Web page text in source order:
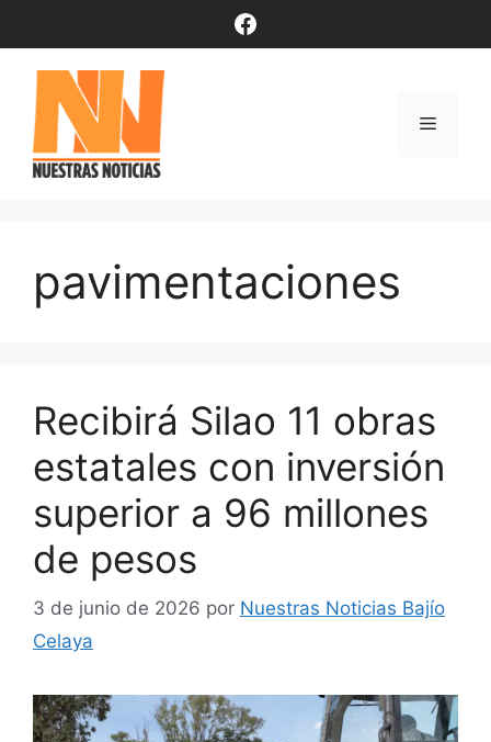
contenido
Facebook
Menú
pavimentaciones
Recibirá Silao 11 obras
estatales con inversión
superior a 96 millones
de pesos
3 de junio de 2026 por Nuestras Noticias Bajío
Celaya